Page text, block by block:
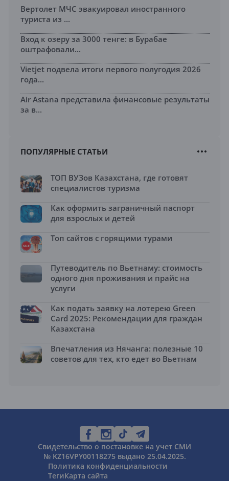
Вертолет МЧС эвакуировал иностранного
туриста из ...
Вход к озеру за 3000 тенге: в Бурабае
оштрафовали...
Vietjet подвела итоги первого полугодия 2026
года...
Air Astana представила финансовые результаты
за в...
ПОПУЛЯРНЫЕ СТАТЬИ
ТОП ВУЗов Казахстана, где готовят
специалистов туризма
Как оформить заграничный паспорт
для взрослых и детей
Топ сайтов с горящими турами
Путеводитель по Вьетнаму: стоимость
одного дня проживания и прайс на
услуги
Как подать заявку на лотерею Green
Card 2025: Рекомендации для граждан
Казахстана
Впечатления из Нячанга: полезные 10
советов для тех, кто едет во Вьетнам
Свидетельство о постановке на учет СМИ
№ KZ16VPY00118275 выдано 25.04.2025.
Политика конфиденциальности
ТегиКарта сайта